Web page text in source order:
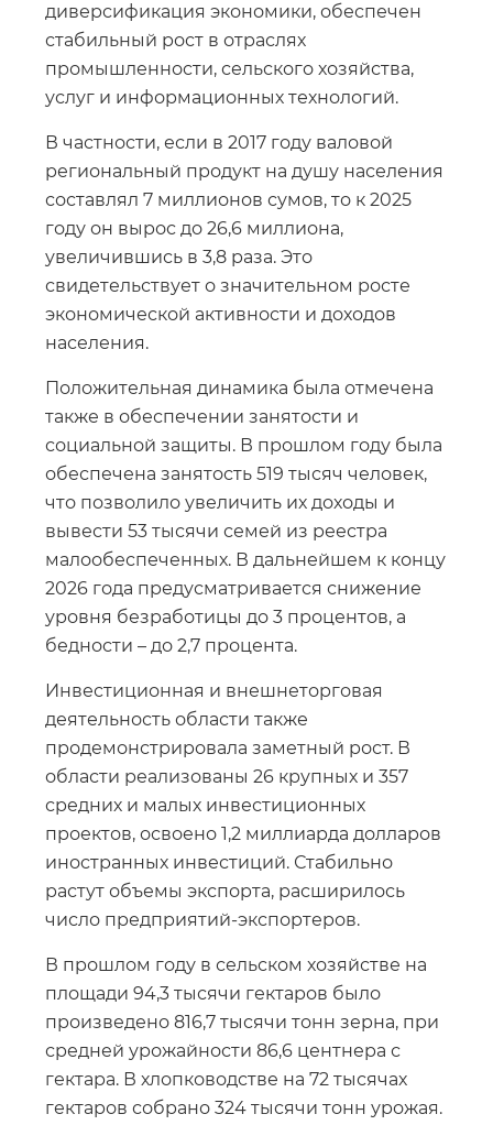
диверсификация экономики, обеспечен
стабильный рост в отраслях
промышленности, сельского хозяйства,
услуг и информационных технологий.
В частности, если в 2017 году валовой
региональный продукт на душу населения
составлял 7 миллионов сумов, то к 2025
году он вырос до 26,6 миллиона,
увеличившись в 3,8 раза. Это
свидетельствует о значительном росте
экономической активности и доходов
населения.
Положительная динамика была отмечена
также в обеспечении занятости и
социальной защиты. В прошлом году была
обеспечена занятость 519 тысяч человек,
что позволило увеличить их доходы и
вывести 53 тысячи семей из реестра
малообеспеченных. В дальнейшем к концу
2026 года предусматривается снижение
уровня безработицы до 3 процентов, а
бедности – до 2,7 процента.
Инвестиционная и внешнеторговая
деятельность области также
продемонстрировала заметный рост. В
области реализованы 26 крупных и 357
средних и малых инвестиционных
проектов, освоено 1,2 миллиарда долларов
иностранных инвестиций. Стабильно
растут объемы экспорта, расширилось
число предприятий-экспортеров.
В прошлом году в сельском хозяйстве на
площади 94,3 тысячи гектаров было
произведено 816,7 тысячи тонн зерна, при
средней урожайности 86,6 центнера с
гектара. В хлопководстве на 72 тысячах
гектаров собрано 324 тысячи тонн урожая.